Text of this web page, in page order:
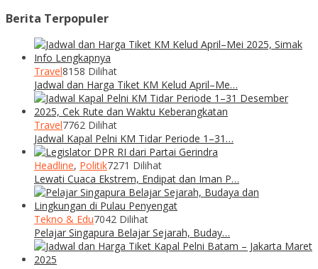
Berita Terpopuler
Travel8158 Dilihat
Jadwal dan Harga Tiket KM Kelud April–Me…
Travel7762 Dilihat
Jadwal Kapal Pelni KM Tidar Periode 1–31…
Headline, Politik7271 Dilihat
Lewati Cuaca Ekstrem, Endipat dan Iman P…
Tekno & Edu7042 Dilihat
Pelajar Singapura Belajar Sejarah, Buday…